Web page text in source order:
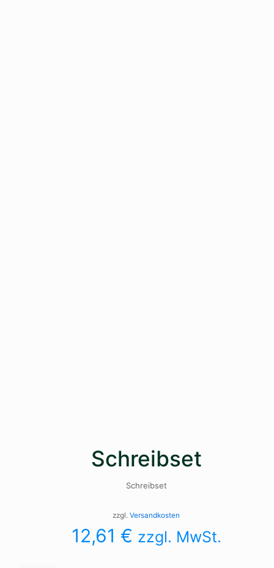
Schreibset
Schreibset
zzgl. Versandkosten
12,61 € zzgl. MwSt.